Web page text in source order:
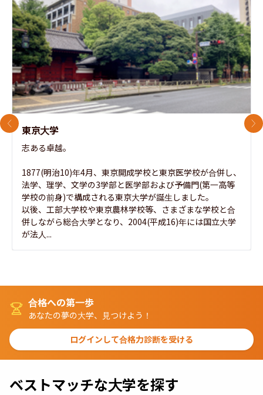
東京大学
志ある卓越。
1877(明治10)年4月、東京開成学校と東京医学校が合併し、
法学、理学、文学の3学部と医学部および予備門(第一高等
学校の前身)で構成される東京大学が誕生しました。
以後、工部大学校や東京農林学校等、さまざまな学校と合
併しながら総合大学となり、2004(平成16)年には国立大学
が法人...
前のスライド 次
合格への第一歩
あなたの夢の大学、見つけよう！
ログインして合格力診断を受ける
ベストマッチな大学を探す